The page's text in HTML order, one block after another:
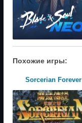
Похожие игры:
Sorcerian Forever